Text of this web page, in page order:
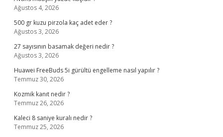
Ağustos 4, 2026
500 gr kuzu pirzola kaç adet eder ?
Ağustos 3, 2026
27 sayısının basamak değeri nedir ?
Ağustos 3, 2026
Huawei FreeBuds 5i gürültü engelleme nasıl yapılır ?
Temmuz 30, 2026
Kozmik kanıt nedir ?
Temmuz 26, 2026
Kaleci 8 saniye kuralı nedir ?
Temmuz 25, 2026